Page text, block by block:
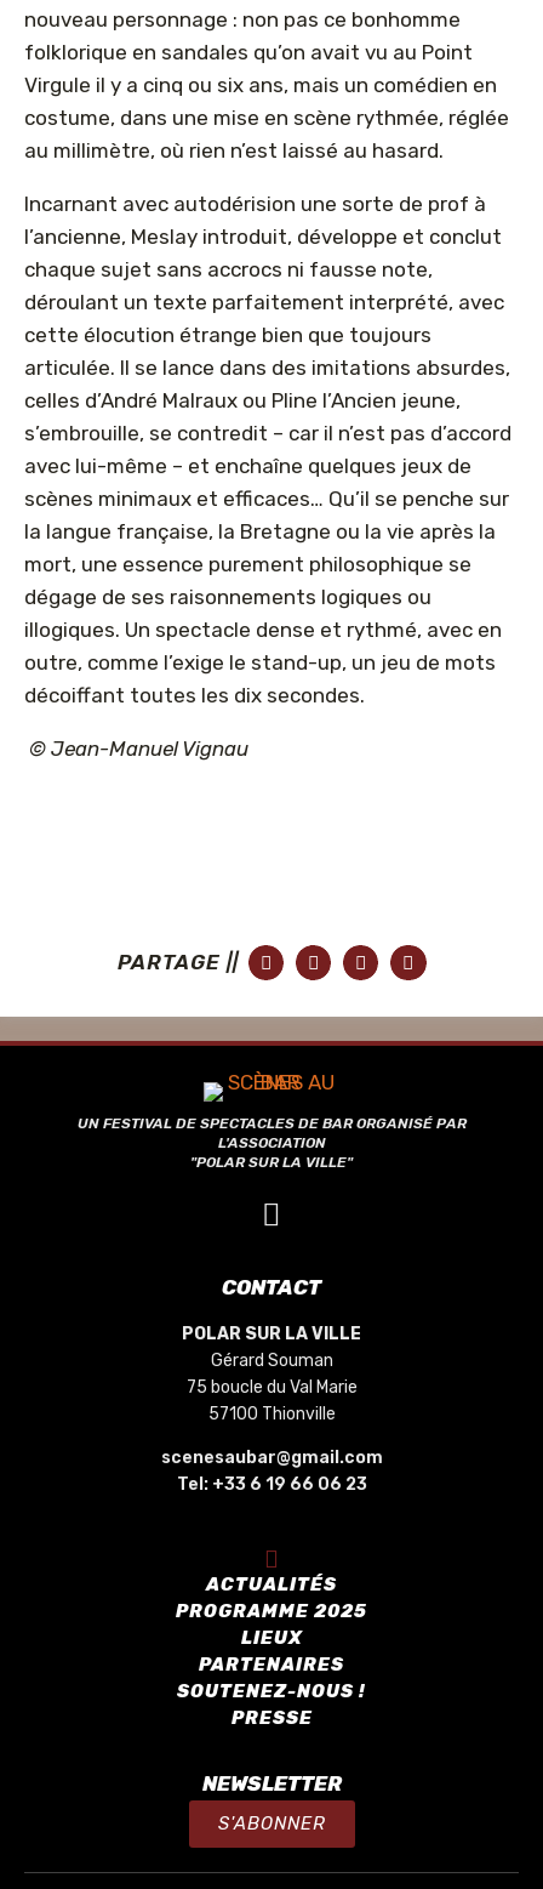
nouveau personnage : non pas ce bonhomme
folklorique en sandales qu’on avait vu au Point
Virgule il y a cinq ou six ans, mais un comédien en
costume, dans une mise en scène rythmée, réglée
au millimètre, où rien n’est laissé au hasard.
Incarnant avec autodérision une sorte de prof à
l’ancienne, Meslay introduit, développe et conclut
chaque sujet sans accrocs ni fausse note,
déroulant un texte parfaitement interprété, avec
cette élocution étrange bien que toujours
articulée. Il se lance dans des imitations absurdes,
celles d’André Malraux ou Pline l’Ancien jeune,
s’embrouille, se contredit – car il n’est pas d’accord
avec lui-même – et enchaîne quelques jeux de
scènes minimaux et efficaces… Qu’il se penche sur
la langue française, la Bretagne ou la vie après la
mort, une essence purement philosophique se
dégage de ses raisonnements logiques ou
illogiques. Un spectacle dense et rythmé, avec en
outre, comme l’exige le stand-up, un jeu de mots
décoiffant toutes les dix secondes.
© Jean-Manuel Vignau
PARTAGE ||
UN FESTIVAL DE SPECTACLES DE BAR ORGANISÉ PAR
L'ASSOCIATION
"POLAR SUR LA VILLE"
CONTACT
POLAR SUR LA VILLE
Gérard Souman
75 boucle du Val Marie
57100 Thionville
scenesaubar@gmail.com
Tel: +33 6 19 66 06 23
ACTUALITÉS
PROGRAMME 2025
LIEUX
PARTENAIRES
SOUTENEZ-NOUS !
PRESSE
NEWSLETTER
S'ABONNER